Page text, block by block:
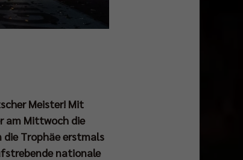
Meister! Mit
am Mittwoch die
die Trophäe erstmals
nationale